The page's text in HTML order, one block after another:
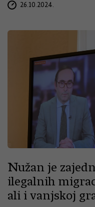
26.10.2024.
Nužan je
ilegalnih
ali i vanjskoj